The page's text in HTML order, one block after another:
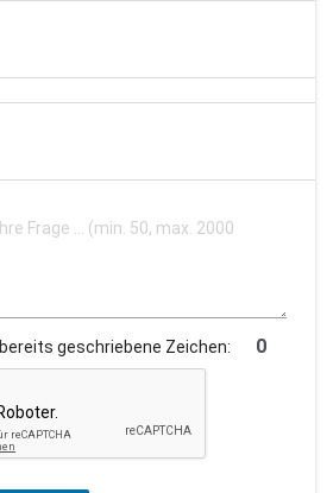
bereits geschriebene Zeichen: